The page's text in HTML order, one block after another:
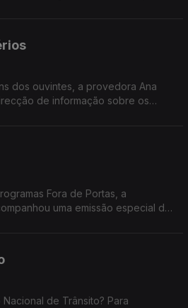
dos ouvintes, a provedora Ana
de informação sobre os
Fora de Portas, a
uma emissão especial da
de Trânsito? Para